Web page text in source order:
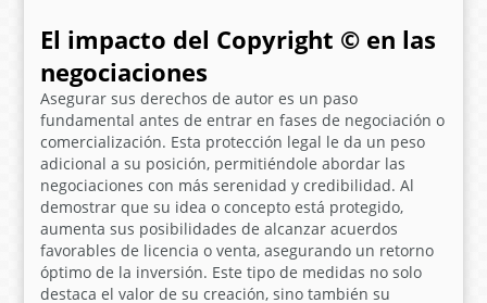
El impacto del Copyright © en las
negociaciones
Asegurar sus derechos de autor es un paso
fundamental antes de entrar en fases de negociación o
comercialización. Esta protección legal le da un peso
adicional a su posición, permitiéndole abordar las
negociaciones con más serenidad y credibilidad. Al
demostrar que su idea o concepto está protegido,
aumenta sus posibilidades de alcanzar acuerdos
favorables de licencia o venta, asegurando un retorno
óptimo de la inversión. Este tipo de medidas no solo
destaca el valor de su creación, sino también su